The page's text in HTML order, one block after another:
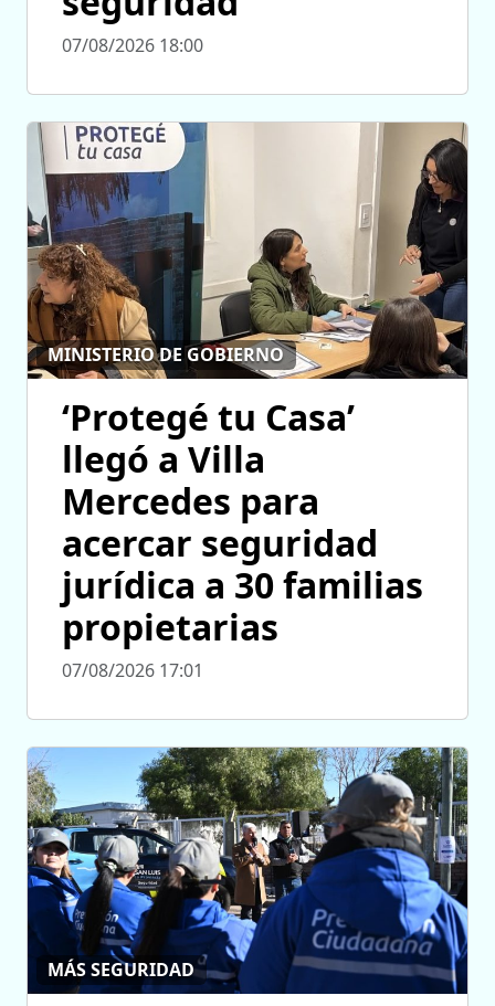
07/08/2026 18:00
MINISTERIO DE GOBIERNO
‘Protegé tu Casa’
llegó a Villa
Mercedes para
acercar seguridad
jurídica a 30 familias
propietarias
07/08/2026 17:01
MÁS SEGURIDAD